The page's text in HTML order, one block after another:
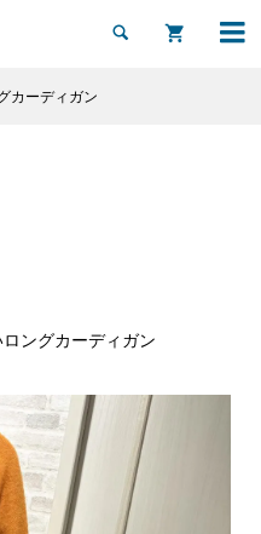
 
カーディガン
ングカーディガン